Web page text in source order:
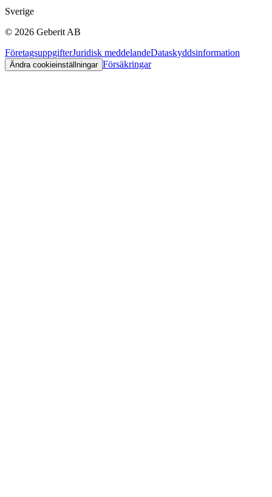
Sverige
© 2026 Geberit AB
FöretagsuppgifterJuridisk meddelandeDataskyddsinformation
Ändra cookieinställningar Försäkringar